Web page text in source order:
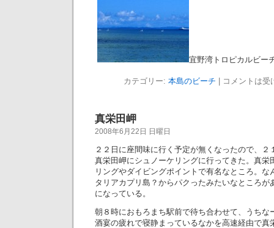
宜野湾トロピカルビー
カテゴリー: 本島のビーチ コメントは受
真栄田岬
2008年6月22日 日曜日
２２日に座間味に行く予定が無くなったので、２
真栄田岬にシュノーケリングに行ってきた。真栄
リングやダイビングポイントで有名なところ。な
タリアカプリ島？からパクったみたいなところが
になっている。
朝８時におもろまち駅前で待ち合わせて、うちな
酒宴の疲れで寝静まっているなかを高速経由で真